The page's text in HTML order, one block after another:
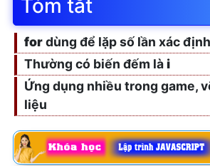
Tóm tắt
fordùng để lặp số lần xác định
Thường có biến đếm lài
Ứng dụng nhiều trong game,
liệu